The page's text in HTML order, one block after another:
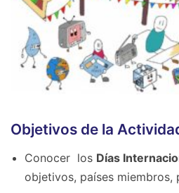
Objetivos de la
Conocer los Días
objetivos, países miembros,